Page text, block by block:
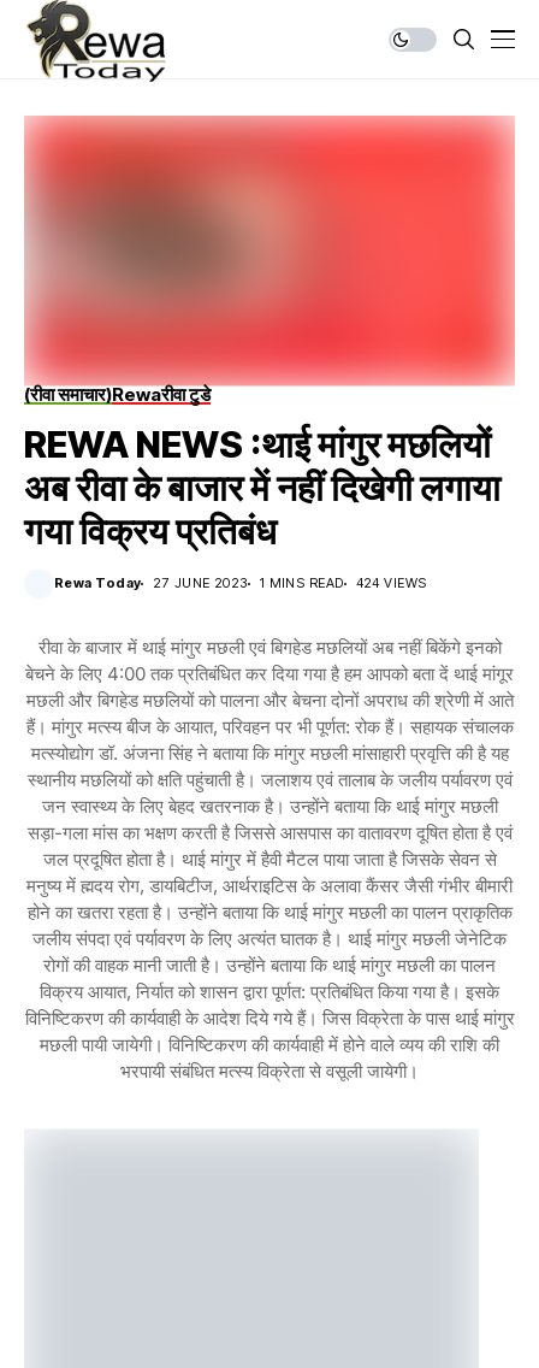
(रीवा समाचार)Rewaरीवा टुडे
REWA NEWS :थाई मांगुर मछलियों
अब रीवा के बाजार में नहीं दिखेगी लगाया
गया विक्रय प्रतिबंध
Rewa Today 27 JUNE 2023 1 MINS READ 424 VIEWS
रीवा के बाजार में थाई मांगुर मछली एवं बिगहेड मछलियों अब नहीं बिकेंगे इनको
बेचने के लिए 4:00 तक प्रतिबंधित कर दिया गया है हम आपको बता दें थाई मांगूर
मछली और बिगहेड मछलियों को पालना और बेचना दोनों अपराध की श्रेणी में आते
हैं। मांगुर मत्स्य बीज के आयात, परिवहन पर भी पूर्णत: रोक हैं। सहायक संचालक
मत्स्योद्योग डॉ. अंजना सिंह ने बताया कि मांगुर मछली मांसाहारी प्रवृत्ति की है यह
स्थानीय मछलियों को क्षति पहुंचाती है। जलाशय एवं तालाब के जलीय पर्यावरण एवं
जन स्वास्थ्य के लिए बेहद खतरनाक है। उन्होंने बताया कि थाई मांगुर मछली
सड़ा-गला मांस का भक्षण करती है जिससे आसपास का वातावरण दूषित होता है एवं
जल प्रदूषित होता है। थाई मांगुर में हैवी मैटल पाया जाता है जिसके सेवन से
मनुष्य में ह्मदय रोग, डायबिटीज, आर्थराइटिस के अलावा कैंसर जैसी गंभीर बीमारी
होने का खतरा रहता है। उन्होंने बताया कि थाई मांगुर मछली का पालन प्राकृतिक
जलीय संपदा एवं पर्यावरण के लिए अत्यंत घातक है। थाई मांगुर मछली जेनेटिक
रोगों की वाहक मानी जाती है। उन्होंने बताया कि थाई मांगुर मछली का पालन
विक्रय आयात, निर्यात को शासन द्वारा पूर्णत: प्रतिबंधित किया गया है। इसके
विनिष्टिकरण की कार्यवाही के आदेश दिये गये हैं। जिस विक्रेता के पास थाई मांगुर
मछली पायी जायेगी। विनिष्टिकरण की कार्यवाही में होने वाले व्यय की राशि की
भरपायी संबंधित मत्स्य विक्रेता से वसूली जायेगी।